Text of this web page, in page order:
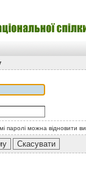
паролі можна відновити